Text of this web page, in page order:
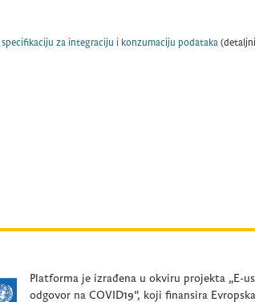
specifikaciju za integraciju i konzumaciju podataka
Platforma je izrađena u okviru projekta „E-
odgovor na COVID19“, koji finansira